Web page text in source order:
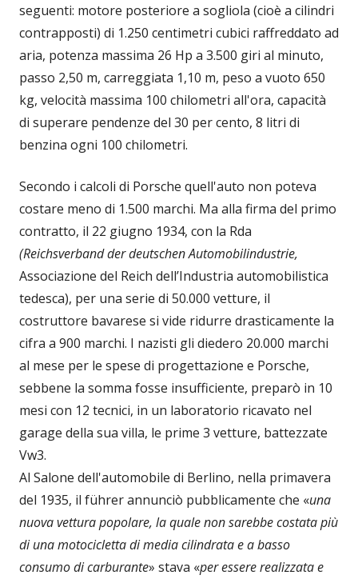
seguenti: motore posteriore a sogliola (cioè a cilindri
contrapposti) di 1.250 centimetri cubici raffreddato ad
aria, potenza massima 26 Hp a 3.500 giri al minuto,
passo 2,50 m, carreggiata 1,10 m, peso a vuoto 650
kg, velocità massima 100 chilometri all'ora, capacità
di superare pendenze del 30 per cento, 8 litri di
benzina ogni 100 chilometri.
Secondo i calcoli di Porsche quell'auto non poteva
costare meno di 1.500 marchi. Ma alla firma del primo
contratto, il 22 giugno 1934, con la Rda
(Reichsverbandder deutschen Automobilindustrie,
Associazione del Reich dell’Industria automobilistica
tedesca), per una serie di 50.000 vetture, il
costruttore bavarese si vide ridurre drasticamente la
cifra a 900 marchi. I nazisti gli diedero 20.000 marchi
al mese per le spese di progettazione e Porsche,
sebbene la somma fosse insufficiente, preparò in 10
mesi con 12 tecnici, in un laboratorio ricavato nel
garage della sua villa, le prime 3 vetture, battezzate
Vw3.
Al Salone dell'automobile di Berlino, nella primavera
del 1935, il führer annunciò pubblicamente che «una
nuova vettura popolare, la quale non sarebbe costata più
di una motocicletta di media cilindrata e a basso
consumo di carburante» stava «per essere realizzata e